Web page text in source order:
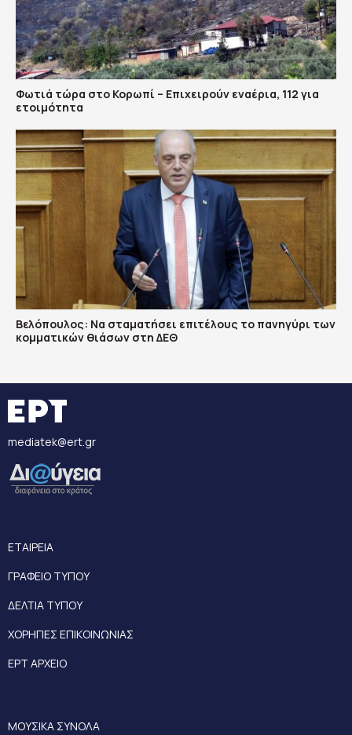
Φωτιά τώρα στο Κορωπί – Επιχειρούν εναέρια, 112 για
ετοιμότητα
Βελόπουλος: Να σταματήσει επιτέλους το πανηγύρι των
κομματικών θιάσων στη ΔΕΘ
mediatek@ert.gr
ΕΤΑΙΡΕΙΑ
ΓΡΑΦΕΙΟ ΤΥΠΟΥ
ΔΕΛΤΙΑ ΤΥΠΟΥ
ΧΟΡΗΓΙΕΣ ΕΠΙΚΟΙΝΩΝΙΑΣ
ΕΡΤ ΑΡΧΕΙΟ
ΜΟΥΣΙΚΑ ΣΥΝΟΛΑ